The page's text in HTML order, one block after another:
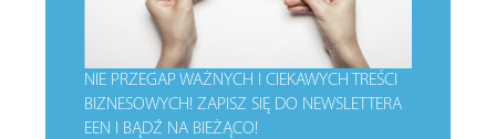
NIE PRZEGAP WAŻNYCH I CIEKAWYCH TREŚCI
BIZNESOWYCH!ZAPISZ SIĘ DO NEWSLETTERA
EEN I BĄDŹ NA BIEŻĄCO!